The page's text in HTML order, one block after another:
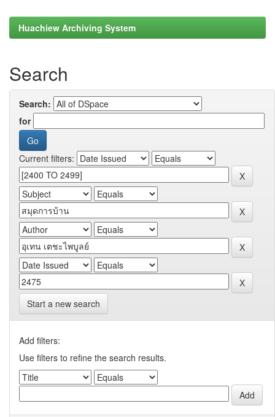
Huachiew Archiving System
Search
Search:
for
Current filters:
Start a new search
Add filters:
Use filters to refine the search results.